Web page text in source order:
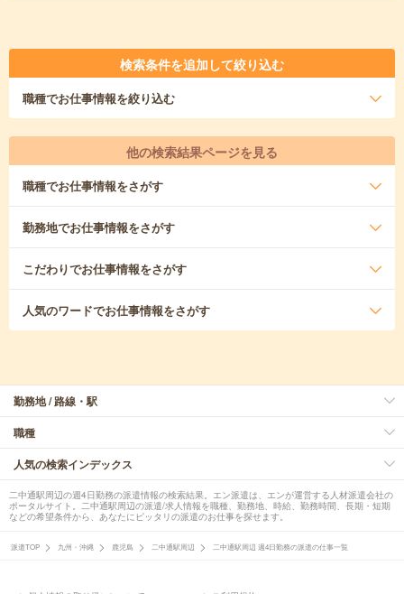
検索条件を追加して絞り込む
職種でお仕事情報を絞り込む
他の検索結果ページを見る
職種でお仕事情報をさがす
勤務地でお仕事情報をさがす
こだわりでお仕事情報をさがす
人気のワードでお仕事情報をさがす
勤務地 / 路線・駅
職種
人気の検索インデックス
二中通駅周辺の週4日勤務の派遣情報の検索結果。エン派遣は、エンが運営する人材派遣会社の
ポータルサイト。二中通駅周辺の派遣/求人情報を職種、勤務地、時給、勤務時間、長期・短期
などの希望条件から、あなたにピッタリの派遣のお仕事を探せます。
派遣TOP 九州・沖縄 鹿児島 二中通駅周辺 二中通駅周辺 週4日勤務の派遣の仕事一覧